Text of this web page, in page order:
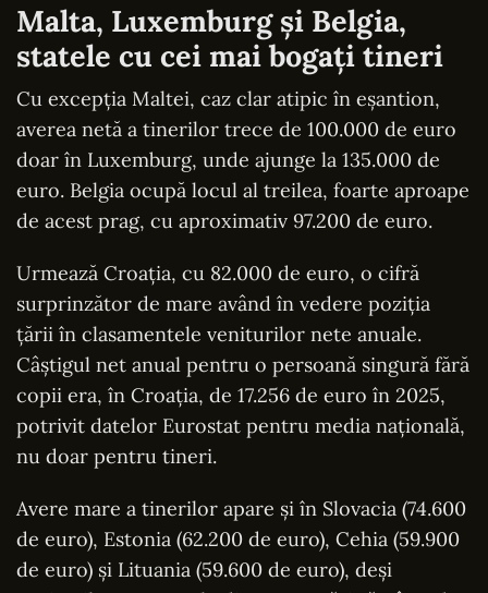
Malta, Luxemburg și Belgia,
statele cu cei mai bogați tineri
Cu excepția Maltei, caz clar atipic în eșantion,
averea netă a tinerilor trece de 100.000 de euro
doar în Luxemburg, unde ajunge la 135.000 de
euro. Belgia ocupă locul al treilea, foarte aproape
de acest prag, cu aproximativ 97.200 de euro.
Urmează Croația, cu 82.000 de euro, o cifră
surprinzător de mare având în vedere poziția
țării în clasamentele veniturilor nete anuale.
Câștigul net anual pentru o persoană singură fără
copii era, în Croația, de 17.256 de euro în 2025,
potrivit datelor Eurostat pentru media națională,
nu doar pentru tineri.
Avere mare a tinerilor apare și în Slovacia (74.600
de euro), Estonia (62.200 de euro), Cehia (59.900
de euro) și Lituania (59.600 de euro), deși